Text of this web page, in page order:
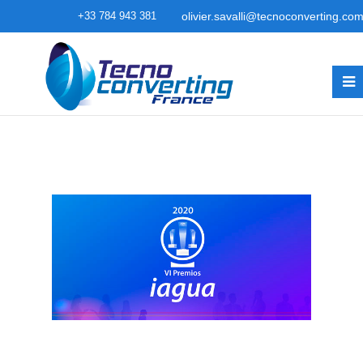
+33 784 943 381 olivier.savalli@tecnoconverting.com